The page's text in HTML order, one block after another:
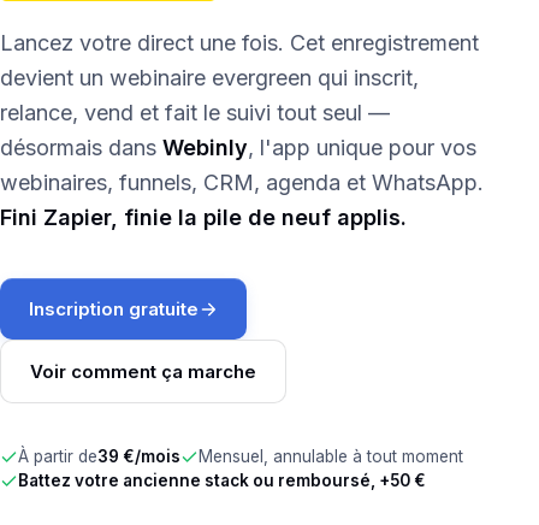
Lancez votre direct une fois. Cet enregistrement
devient un webinaire evergreen qui inscrit,
relance, vend et fait le suivi tout seul —
désormais dans Webinly, l'app unique pour vos
webinaires, funnels, CRM, agenda et WhatsApp.
Fini Zapier, finie la pile de neuf applis.
Inscription gratuite
Voir comment ça marche
À partir de39 €/mois
Mensuel, annulable à tout moment
Battez votre ancienne stack ou remboursé, +50 €